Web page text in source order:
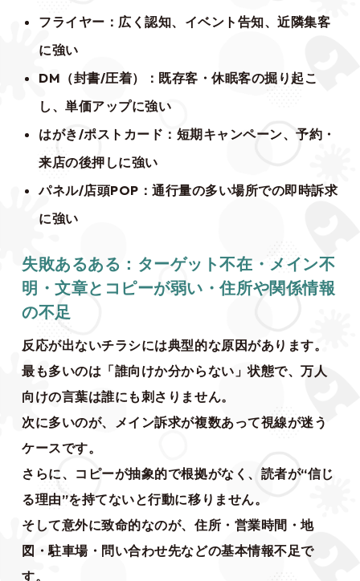
フライヤー：広く認知、イベント告知、近隣集客
に強い
DM（封書/圧着）：既存客・休眠客の掘り起こ
し、単価アップに強い
はがき/ポストカード：短期キャンペーン、予約・
来店の後押しに強い
パネル/店頭POP：通行量の多い場所での即時訴求
に強い
失敗あるある：ターゲット不在・メイン不
明・文章とコピーが弱い・住所や関係情報
の不足
反応が出ないチラシには典型的な原因があります。
最も多いのは「誰向けか分からない」状態で、万人
向けの言葉は誰にも刺さりません。
次に多いのが、メイン訴求が複数あって視線が迷う
ケースです。
さらに、コピーが抽象的で根拠がなく、読者が“信じ
る理由”を持てないと行動に移りません。
そして意外に致命的なのが、住所・営業時間・地
図・駐車場・問い合わせ先などの基本情報不足で
す。